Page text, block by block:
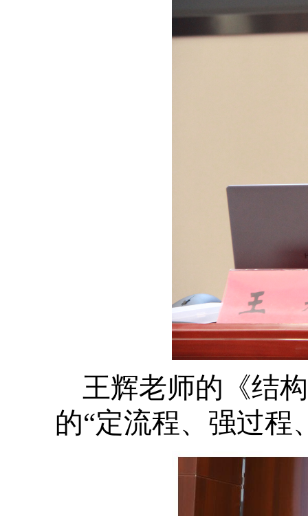
王辉老师的《结
的“定流程、强过程